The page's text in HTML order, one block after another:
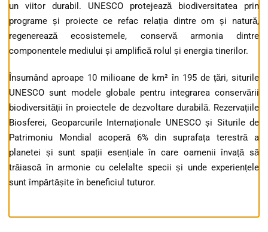
un viitor durabil. UNESCO protejează biodiversitatea prin
programe și proiecte ce refac relația dintre om și natură,
regenerează ecosistemele, conservă armonia dintre
componentele mediului și amplifică rolul și energia tinerilor.
Însumând aproape 10 milioane de km² în 195 de țări, siturile
UNESCO sunt modele globale pentru integrarea conservării
biodiversității în proiectele de dezvoltare durabilă. Rezervațiile
Biosferei, Geoparcurile Internaționale UNESCO și Siturile de
Patrimoniu Mondial acoperă 6% din suprafața terestră a
planetei și sunt spații esențiale în care oamenii învață să
trăiască în armonie cu celelalte specii și unde experiențele
sunt împărtășite în beneficiul tuturor.